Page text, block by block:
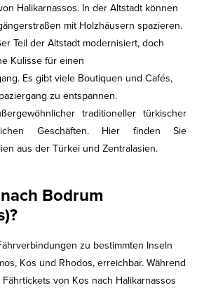
Halikarnassos. In der Altstadt können
mit Holzhäusern spazieren.
Teil der Altstadt modernisiert, doch
Kulisse für einen
Es gibt viele Boutiquen und Cafés,
zu entspannen.
traditioneller türkischer
Geschäften. Hier finden Sie
aus der Türkei und Zentralasien.
Bodrum
zu bestimmten Inseln
Kos und Rhodos, erreichbar. Während
von Kos nach Halikarnassos